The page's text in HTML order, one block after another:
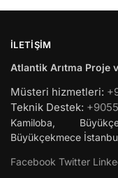
İLETIŞIM
Atlantik Arıtma Proje
Müsteri hizmetleri:
Teknik Destek:
Kamiloba,
Büyükçekmece
Facebook Twitter